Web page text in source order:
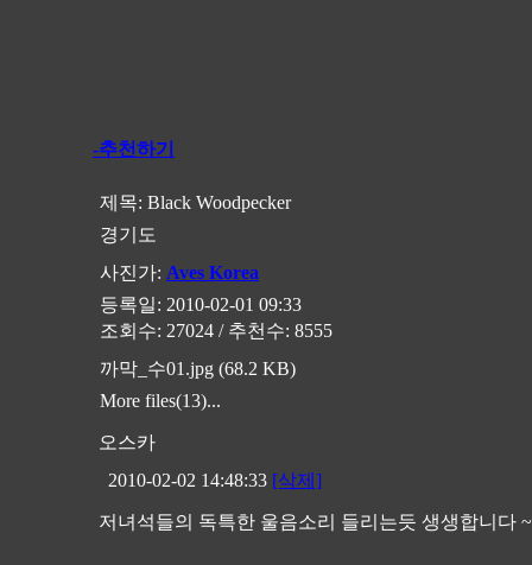
-추천하기
제목: Black Woodpecker
경기도
사진가: Aves Korea
등록일: 2010-02-01 09:33
조회수: 27024 / 추천수: 8555
까막_수01.jpg (68.2 KB)
More files(13)...
오스카
2010-02-02 14:48:33 [삭제]
저녀석들의 독특한 울음소리 들리는듯 생생합니다